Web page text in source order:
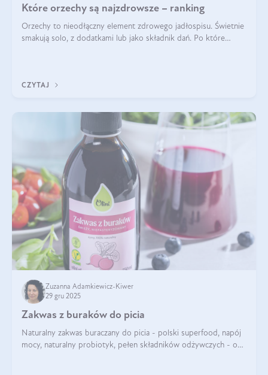
Które orzechy są najzdrowsze – ranking
Orzechy to nieodłączny element zdrowego jadłospisu. Świetnie
smakują solo, z dodatkami lub jako składnik dań. Po które
CZYTAJ
Zuzanna Adamkiewicz-Kiwer
29 gru 2025
Zakwas z buraków do picia
Naturalny zakwas buraczany do picia - polski superfood, napój
mocy, naturalny probiotyk, pełen składników odżywczych - o